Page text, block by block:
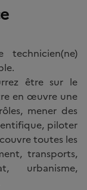
être sur le
en œuvre une
mener des
piloter
toutes les
transports,
urbanisme,